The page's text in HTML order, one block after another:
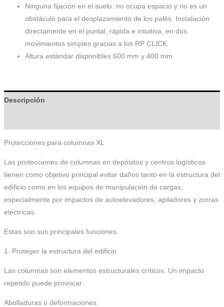
Ninguna fijación en el suelo: no ocupa espacio y no es un
obstáculo para el desplazamiento de los palés. Instalación
directamente en el puntal, rápida e intuitiva, en dos
movimientos simples gracias a los RP CLICK.
Altura estándar disponibles 600 mm y 400 mm.
Descripción
Protecciones para columnas XL
Las protecciones de columnas en depósitos y centros logísticos
tienen como objetivo principal evitar daños tanto en la estructura del
edificio como en los equipos de manipulación de cargas,
especialmente por impactos de autoelevadores, apiladores y zorras
eléctricas.
Estas son sus principales funciones:
1. Proteger la estructura del edificio
Las columnas son elementos estructurales críticos. Un impacto
repetido puede provocar:
Abolladuras o deformaciones.